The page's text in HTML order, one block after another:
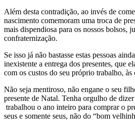
Além desta contradição, ao invés de
nascimento comemoram uma troca de
mais dispendiosa para os nossos bolsos,
confraternização.
Se isso já não bastasse estas pessoas
inexistente a entrega dos presentes, que
com os custos do seu próprio trabalho, às
Não seja mentiroso, não engane o seu
presente de Natal. Tenha orgulho de
trabalhou o ano inteiro para comprar o
seus e somente seus, não do “bom